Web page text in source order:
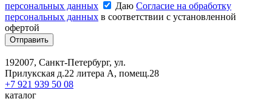
персональных данных
Даю Согласие на обработку
персональных данных в соответствии с установленной
офертой
Отправить
192007, Санкт-Петербург, ул.
Прилукская д.22 литера А, помещ.28
+7 921 939 50 08
каталог